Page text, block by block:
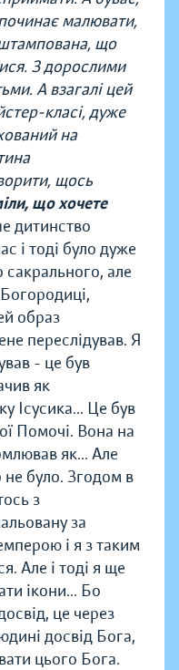
малювати,
що
З дорослими
А взагалі цей
класі, дуже
на
щось
що хочете
дитинство
і тоді було дуже
але
образ
переслідував. Я
- це був
як
Ісусика... Це був
Помочі. Вона на
як... Але
не було. Згодом в
з
за
і я з таким
Але і тоді я ще
ікони... Бо
це через
досвід Бога,
цього Бога.